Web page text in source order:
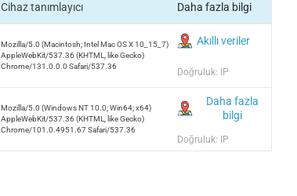
Cihaz tanımlayıcı Daha fazla bilgi
Mozilla/5.0 (Macintosh; Intel Mac OS X 10_15_7)
AppleWebKit/537.36 (KHTML, like Gecko)
Chrome/131.0.0.0 Safari/537.36
Akıllı veriler
Doğruluk: IP
Mozilla/5.0 (Windows NT 10.0; Win64; x64)
AppleWebKit/537.36 (KHTML, like Gecko)
Chrome/101.0.4951.67 Safari/537.36
Daha fazla
bilgi
Doğruluk: IP